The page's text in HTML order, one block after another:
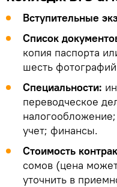
Вступительные
Список
копия паспорта
шесть
Специальности:
переводческое
учет; финансы.
Стоимость
сомов (цена
уточнить в